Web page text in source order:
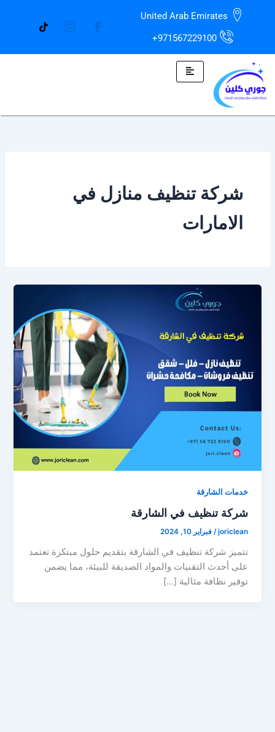
United Arab Emirates
971567229100+
شركة تنظيف منازل في
الامارات
خدمات الشارقة
شركة تنظيف في الشارقة
joriclean
/فبراير 10, 2024
تتميز شركة تنظيف في الشارقة بتقديم حلول مبتكرة تعتمد
على أحدث التقنيات والمواد الصديقة للبيئة، مما يضمن
توفير نظافة مثالية […]